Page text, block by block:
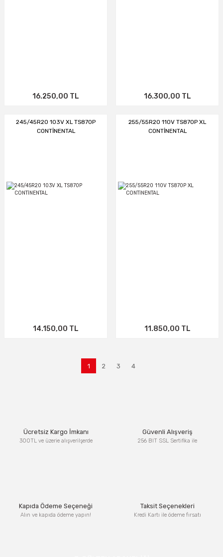
16.250,00 TL 16.300,00 TL
245/45R20 103V XL TS870P
CONTİNENTAL
14.150,00 TL
255/55R20 110V TS870P XL
CONTİNENTAL
11.850,00 TL
1 2 3 4
Ücretsiz Kargo İmkanı
300TL ve üzerie alışverilşerde
Güvenli Alışveriş
256 BIT SSL Sertifika ile
Kapıda Ödeme Seçeneği
Alın ve kapıda ödeme yapın!
Taksit Seçenekleri
Kredi Kartı ile ödeme fırsatı